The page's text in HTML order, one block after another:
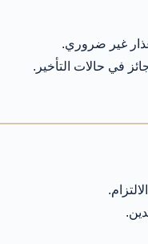
غير ضروري.
في حالات التأخير.